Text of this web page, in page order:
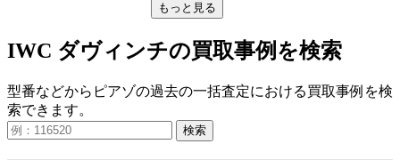
もっと見る
IWC ダヴィンチの買取事例を検索
型番などからピアゾの過去の一括査定における買取事例を検
索できます。
検索